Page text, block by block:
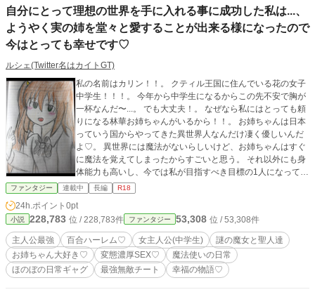
自分にとって理想の世界を手に入れる事に成功した私は...、
ようやく実の姉を堂々と愛することが出来る様になったので
今はとっても幸せです♡
ルシェ(Twitter名はカイトGT)
私の名前はカリン！！。 クティル王国に住んでいる花の女子
中学生！！！。 今年から中学生になるからこの先不安で胸が
一杯なんだ〜...。 でも大丈夫！。 なぜなら私にはとっても頼
りになる林華お姉ちゃんがいるから！！。 お姉ちゃんは日本
っていう国からやってきた異世界人なんだけ凄く優しいんだ
よ♡。 異世界には魔法がないらしいけど、お姉ちゃんはすぐ
に魔法を覚えてしまったからすごいと思う。 それ以外にも身
体能力も高いし、今では私が目指すべき目標の1人になってい
ます！。 そんなお姉ちゃんと同じ中学に通えるなんて私は幸
せ者だな〜...。 あっ！よかったら皆さんも私の日常生活見て
いって下さいね！。 少女はそれだけ言うと桜の咲き誇る校庭
を駆け抜けて行った...。 〜聖人の娘カリンの入学式〜 ※注意
この作品は 『なぜか異世界に幼女で転生してしまった私は、
優秀な親の子供だったのですが！！〜神託の章〜』 の続きで
す。 前作を見ていなくても充分楽しめる物にするつもりです
が、一応前作はあるよって事を伝えておきます。 多分見なく
ファンタジー 連載中 長編 R18
24h.ポイント 0pt
小説 228,783 位 / 228,783件 ファンタジー 53,308 位 / 53,308件
主人公最強 百合ハーレム♡ 女主人公(中学生)
謎の魔女と聖人達
お姉ちゃん大好き♡
変態濃厚SEX♡
魔法使いの日常
ほのぼの日常ギャグ
最強無敵チート 幸福の物語♡